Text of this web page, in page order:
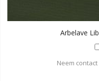
Arbelave
Neem